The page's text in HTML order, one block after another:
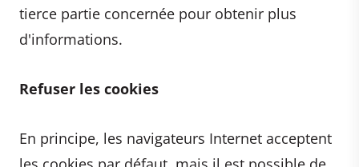
tierce partie concernée pour obtenir plus
d'informations.
Refuser les cookies
En principe, les navigateurs Internet acceptent